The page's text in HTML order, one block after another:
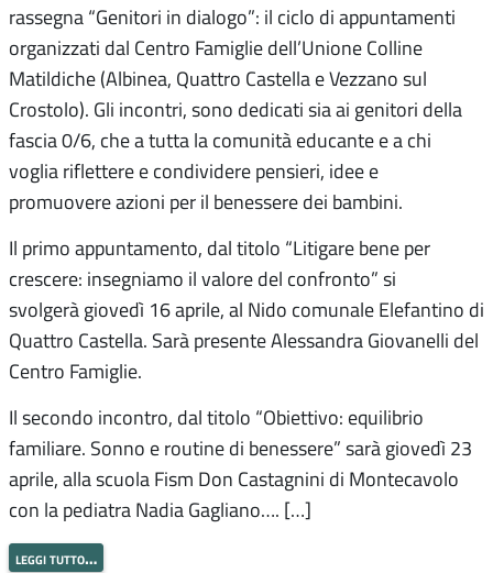
rassegna “Genitori in dialogo”: il ciclo di appuntamenti
organizzati dal Centro Famiglie dell’Unione Colline
Matildiche (Albinea, Quattro Castella e Vezzano sul
Crostolo). Gli incontri, sono dedicati sia ai genitori della
fascia 0/6, che a tutta la comunità educante e a chi
voglia riflettere e condividere pensieri, idee e
promuovere azioni per il benessere dei bambini.
Il primo appuntamento, dal titolo “Litigare bene per
crescere: insegniamo il valore del confronto” si
svolgerà giovedì 16 aprile, al Nido comunale Elefantino di
Quattro Castella. Sarà presente Alessandra Giovanelli del
Centro Famiglie.
Il secondo incontro, dal titolo “Obiettivo: equilibrio
familiare. Sonno e routine di benessere” sarà giovedì 23
aprile, alla scuola Fism Don Castagnini di Montecavolo
con la pediatra Nadia Gagliano…. […]
leggi tutto…